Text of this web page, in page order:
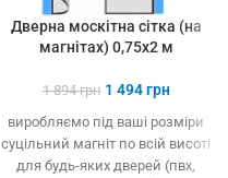
Дверна москітна сітка (на
магнітах) 0,75х2 м
1 894грн 1 494грн
виробляємо під ваші розміри
суцільний магніт по всій висоті
для будь-яких дверей (пвх,